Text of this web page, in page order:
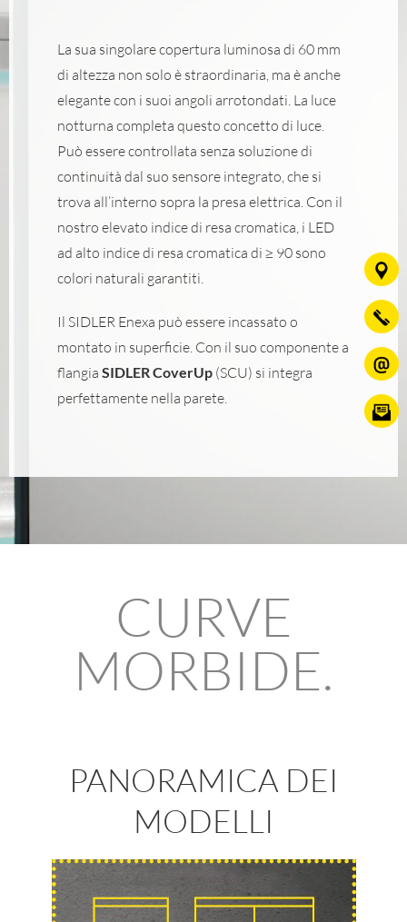
La sua singolare copertura luminosa di 60 mm
di altezza non solo è straordinaria, ma è anche
elegante con i suoi angoli arrotondati. La luce
notturna completa questo concetto di luce.
Può essere controllata senza soluzione di
continuità dal suo sensore integrato, che si
trova all’interno sopra la presa elettrica. Con il
nostro elevato indice di resa cromatica, i LED
ad alto indice di resa cromatica di ≥ 90 sono
colori naturali garantiti.
Il SIDLER Enexa può essere incassato o
montato in superficie. Con il suo componente a
flangia SIDLER CoverUp(SCU) si integra
perfettamente nella parete.
CURVE
MORBIDE.
PANORAMICA DEI
MODELLI